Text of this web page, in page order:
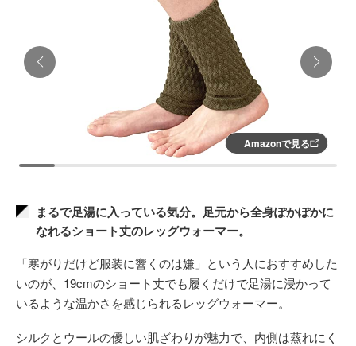
Amazonで見る
まるで足湯に入っている気分。足元から全身ぽかぽかに
なれるショート丈のレッグウォーマー。
「寒がりだけど服装に響くのは嫌」という人におすすめした
いのが、19cmのショート丈でも履くだけで足湯に浸かって
いるような温かさを感じられるレッグウォーマー。
シルクとウールの優しい肌ざわりが魅力で、内側は蒸れにく